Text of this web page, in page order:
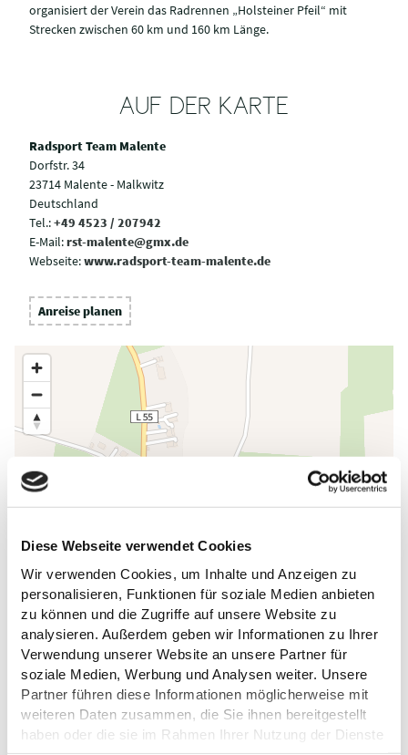
Diese Webseite verwendet Cookies
Wir verwenden Cookies, um Inhalte und Anzeigen zu
personalisieren, Funktionen für soziale Medien anbieten
zu können und die Zugriffe auf unsere Website zu
analysieren. Außerdem geben wir Informationen zu Ihrer
Verwendung unserer Website an unsere Partner für
soziale Medien, Werbung und Analysen weiter. Unsere
Partner führen diese Informationen möglicherweise mit
weiteren Daten zusammen, die Sie ihnen bereitgestellt
haben oder die sie im Rahmen Ihrer Nutzung der Dienste
organisiert der Verein das Radrennen „Holsteiner Pfeil“ mit
Strecken zwischen 60 km und 160 km Länge.
AUF DER KARTE
Radsport Team Malente
Dorfstr. 34
23714 Malente - Malkwitz
Deutschland
Tel.:+49 4523 / 207942
E-Mail:rst-malente@gmx.de
Webseite:www.radsport-team-malente.de
Anreise planen